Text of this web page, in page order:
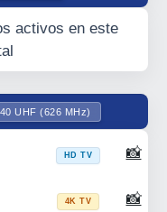
activos en este
40 UHF (626 MHz)
HD TV 📸
4K TV 📸